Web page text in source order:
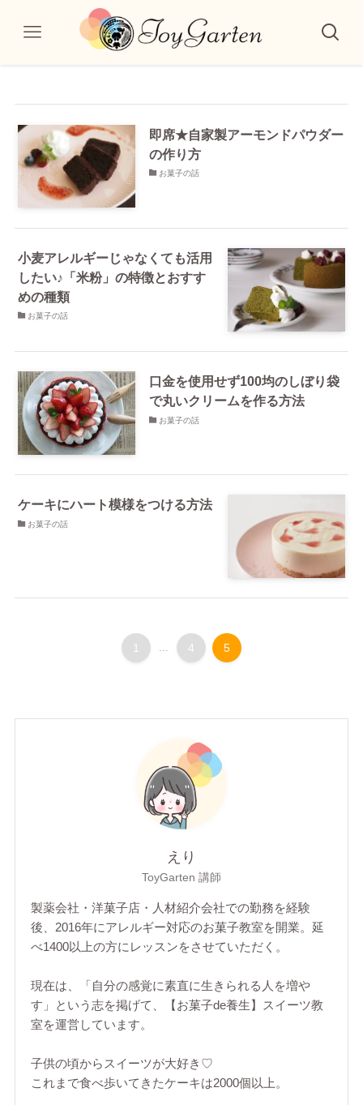
即席★自家製アーモンドパウダー
の作り方
お菓子の話
小麦アレルギーじゃなくても活用
したい♪「米粉」の特徴とおすす
めの種類
お菓子の話
口金を使用せず100均のしぼり袋
で丸いクリームを作る方法
お菓子の話
ケーキにハート模様をつける方法
お菓子の話
1 ... 4 5
えり
ToyGarten 講師
製薬会社・洋菓子店・人材紹介会社での勤務を経験
後、2016年にアレルギー対応のお菓子教室を開業。延
べ1400以上の方にレッスンをさせていただく。
現在は、「自分の感覚に素直に生きられる人を増や
す」という志を掲げて、【お菓子de養生】スイーツ教
室を運営しています。
子供の頃からスイーツが大好き♡
これまで食べ歩いてきたケーキは2000個以上。